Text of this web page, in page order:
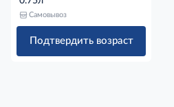
Самовывоз
Подтвердить возраст